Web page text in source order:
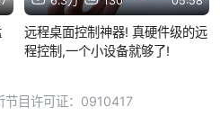
远程桌面控制神器! 真硬件级的远
程控制,一个小设备就够了!
节目许可证：0910417